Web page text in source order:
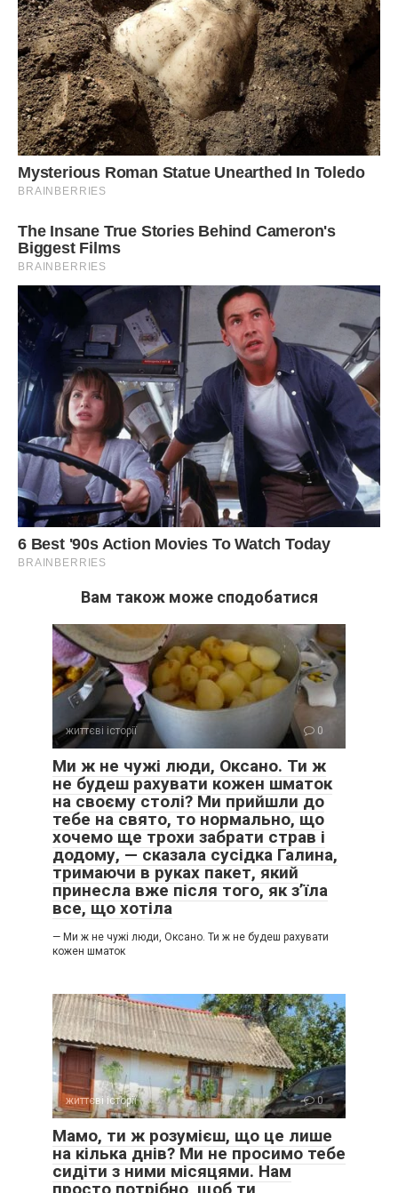
Вам також може сподобатися
життєві історії 0
Ми ж не чужі люди, Оксано. Ти ж
не будеш рахувати кожен шматок
на своєму столі? Ми прийшли до
тебе на свято, то нормально, що
хочемо ще трохи забрати страв і
додому, — сказала сусідка Галина,
тримаючи в руках пакет, який
принесла вже після того, як з’їла
все, що хотіла
— Ми ж не чужі люди, Оксано. Ти ж не будеш рахувати
кожен шматок
життєві історії 0
Мамо, ти ж розумієш, що це лише
на кілька днів? Ми не просимо тебе
сидіти з ними місяцями. Нам